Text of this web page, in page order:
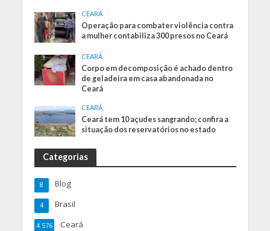
CEARÁ
Operação para combater violência contra
a mulher contabiliza 300 presos no Ceará
CEARÁ
Corpo em decomposição é achado dentro
de geladeira em casa abandonada no
Ceará
CEARÁ
Ceará tem 10 açudes sangrando; confira a
situação dos reservatórios no estado
Categorias
Blog
8
Brasil
4
Ceará
4.576